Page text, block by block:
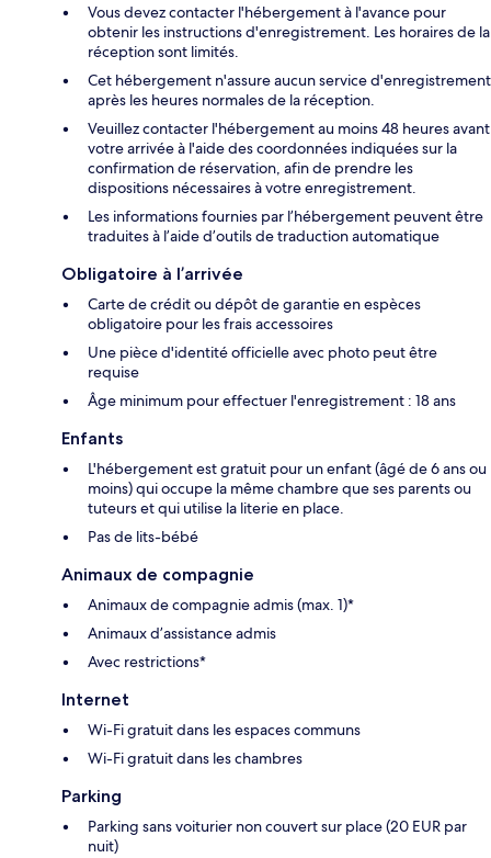
Vous devez contacter l'hébergement à l'avance pour
obtenir les instructions d'enregistrement. Les horaires de la
réception sont limités.
Cet hébergement n'assure aucun service d'enregistrement
après les heures normales de la réception.
Veuillez contacter l'hébergement au moins 48 heures avant
votre arrivée à l'aide des coordonnées indiquées sur la
confirmation de réservation, afin de prendre les
dispositions nécessaires à votre enregistrement.
Les informations fournies par l’hébergement peuvent être
traduites à l’aide d’outils de traduction automatique
Obligatoire à l’arrivée
Carte de crédit ou dépôt de garantie en espèces
obligatoire pour les frais accessoires
Une pièce d'identité officielle avec photo peut être
requise
Âge minimum pour effectuer l'enregistrement : 18 ans
Enfants
L'hébergement est gratuit pour un enfant (âgé de 6 ans ou
moins) qui occupe la même chambre que ses parents ou
tuteurs et qui utilise la literie en place.
Pas de lits-bébé
Animaux de compagnie
Animaux de compagnie admis (max. 1)*
Animaux d’assistance admis
Avec restrictions*
Internet
Wi-Fi gratuit dans les espaces communs
Wi-Fi gratuit dans les chambres
Parking
Parking sans voiturier non couvert sur place (20 EUR par
nuit)